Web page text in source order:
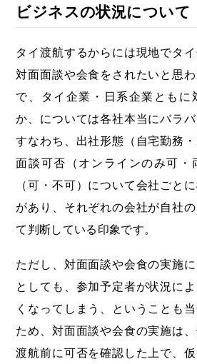
ビジネスの状況について
タイ渡航するからには現地でタ
対面面談や会食をされたいと思
で、タイ企業・日系企業ともに
か、については各社本当にバラバ
すなわち、出社形態（自宅勤務・
面談可否（オンラインのみ可・
（可・不可）について会社ごと
があり、それぞれの会社が自社
て判断している印象です。
ただし、対面面談や会食の実施
としても、参加予定者が状況に
くなってしまう、ということも
ため、対面面談や会食の実施は
渡航前に可否を確認した上で、